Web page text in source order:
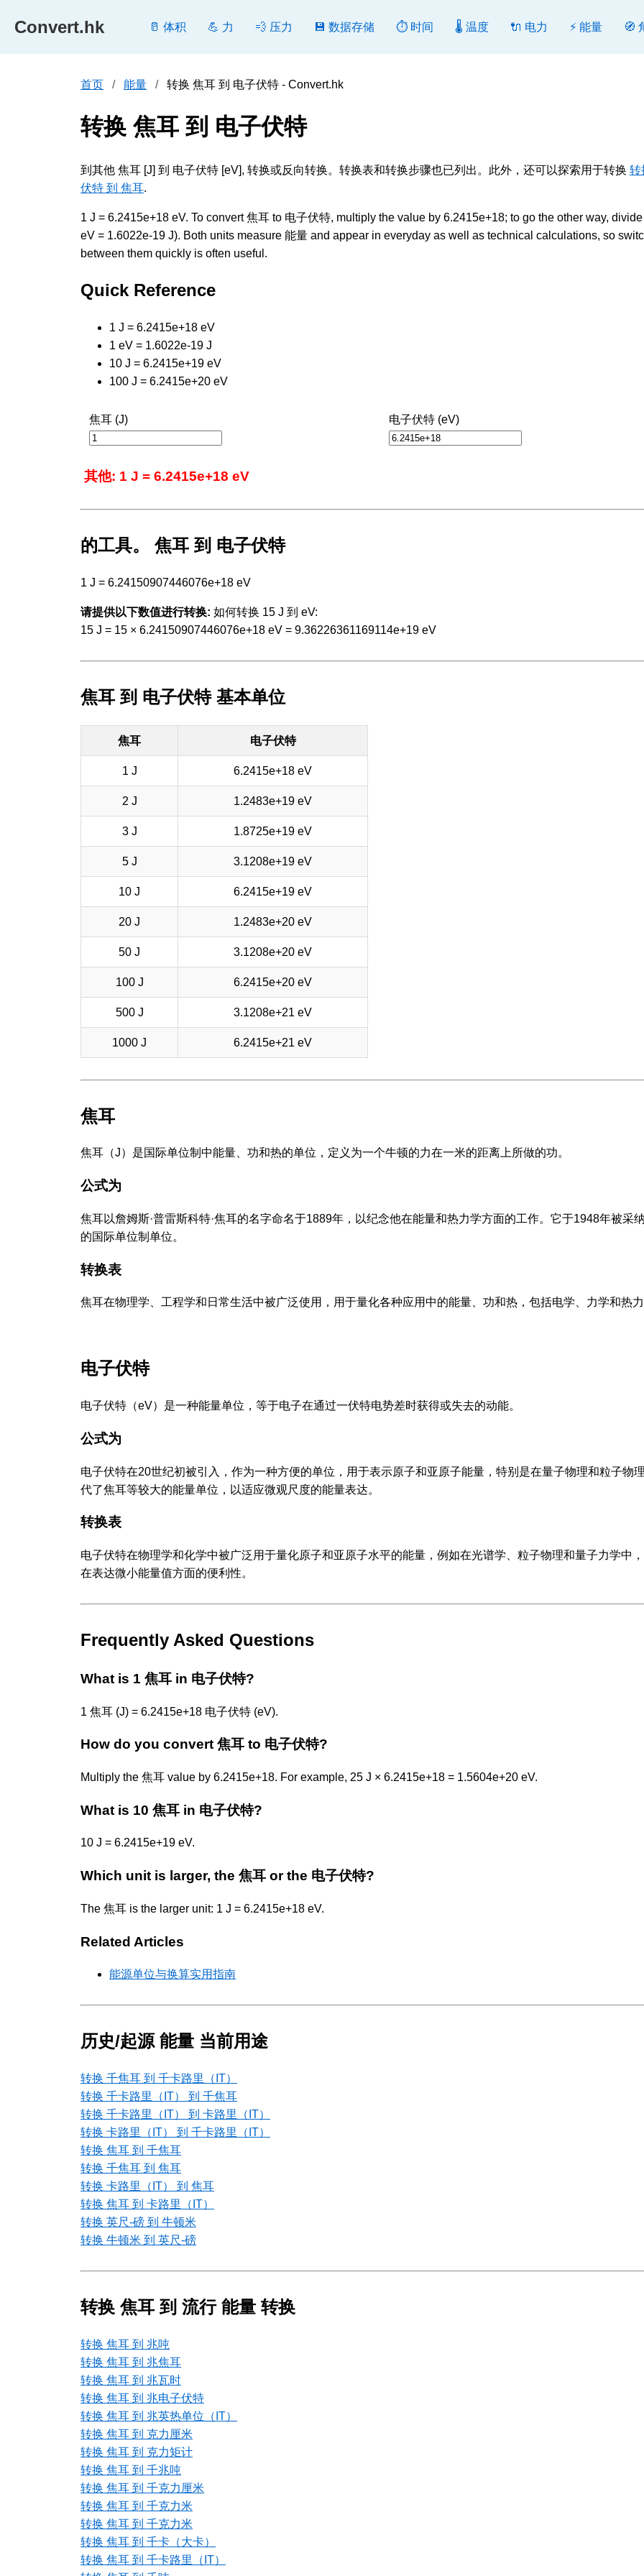
Convert.hk 🥛 体积 💪 力 💨 压力 💾 数据存储 ⏱️ 时间 🌡️ 温度 🔌 电力 ⚡ 能量 🧭
首页 能量 转换 焦耳 到 电子伏特 - Convert.hk
转换 焦耳 到 电子伏特
到其他 焦耳 [J] 到 电子伏特 [eV], 转换或反向转换。转换表和转换步骤也已列出。此外，还可以探索用于转换 转
伏特 到 焦耳.
1 J = 6.2415e+18 eV. To convert 焦耳 to 电子伏特, multiply the value by 6.2415e+18; to go the other way,
eV = 1.6022e-19 J). Both units measure 能量 and appear in everyday as well as technical calculations, so
between them quickly is often useful.
Quick Reference
1 J = 6.2415e+18 eV
1 eV = 1.6022e-19 J
10 J = 6.2415e+19 eV
100 J = 6.2415e+20 eV
焦耳 (J) 电子伏特 (eV)
其他: 1 J = 6.2415e+18 eV
的工具。 焦耳 到 电子伏特
1 J = 6.24150907446076e+18 eV
请提供以下数值进行转换: 如何转换 15 J 到 eV:
15 J = 15 × 6.24150907446076e+18 eV = 9.36226361169114e+19 eV
焦耳 到 电子伏特 基本单位
焦耳 电子伏特
1 J 6.2415e+18 eV
2 J 1.2483e+19 eV
3 J 1.8725e+19 eV
5 J 3.1208e+19 eV
10 J 6.2415e+19 eV
20 J 1.2483e+20 eV
50 J 3.1208e+20 eV
100 J 6.2415e+20 eV
500 J 3.1208e+21 eV
1000 J 6.2415e+21 eV
焦耳
焦耳（J）是国际单位制中能量、功和热的单位，定义为一个牛顿的力在一米的距离上所做的功。
公式为
焦耳以詹姆斯·普雷斯科特·焦耳的名字命名于1889年，以纪念他在能量和热力学方面的工作。它于1948年被采
的国际单位制单位。
转换表
焦耳在物理学、工程学和日常生活中被广泛使用，用于量化各种应用中的能量、功和热，包括电学、力学和热
电子伏特
电子伏特（eV）是一种能量单位，等于电子在通过一伏特电势差时获得或失去的动能。
公式为
电子伏特在20世纪初被引入，作为一种方便的单位，用于表示原子和亚原子能量，特别是在量子物理和粒子物
代了焦耳等较大的能量单位，以适应微观尺度的能量表达。
转换表
电子伏特在物理学和化学中被广泛用于量化原子和亚原子水平的能量，例如在光谱学、粒子物理和量子力学中
在表达微小能量值方面的便利性。
Frequently Asked Questions
What is 1 焦耳 in 电子伏特?
1 焦耳 (J) = 6.2415e+18 电子伏特 (eV).
How do you convert 焦耳 to 电子伏特?
Multiply the 焦耳 value by 6.2415e+18. For example, 25 J × 6.2415e+18 = 1.5604e+20 eV.
What is 10 焦耳 in 电子伏特?
10 J = 6.2415e+19 eV.
Which unit is larger, the 焦耳 or the 电子伏特?
The 焦耳 is the larger unit: 1 J = 6.2415e+18 eV.
Related Articles
能源单位与换算实用指南
历史/起源 能量 当前用途
转换 千焦耳 到 千卡路里（IT）
转换 千卡路里（IT） 到 千焦耳
转换 千卡路里（IT） 到 卡路里（IT）
转换 卡路里（IT） 到 千卡路里（IT）
转换 焦耳 到 千焦耳
转换 千焦耳 到 焦耳
转换 卡路里（IT） 到 焦耳
转换 焦耳 到 卡路里（IT）
转换 英尺-磅 到 牛顿米
转换 牛顿米 到 英尺-磅
转换 焦耳 到 流行 能量 转换
转换 焦耳 到 兆吨
转换 焦耳 到 兆焦耳
转换 焦耳 到 兆瓦时
转换 焦耳 到 兆电子伏特
转换 焦耳 到 兆英热单位（IT）
转换 焦耳 到 克力厘米
转换 焦耳 到 克力矩计
转换 焦耳 到 千兆吨
转换 焦耳 到 千克力厘米
转换 焦耳 到 千克力米
转换 焦耳 到 千克力米
转换 焦耳 到 千卡（大卡）
转换 焦耳 到 千卡路里（IT）